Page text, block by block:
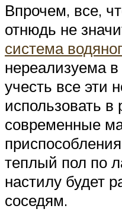
Впрочем, все,
отнюдь не
система
нереализуема
учесть все эти
использовать в
современные
теплый пол по
настилу будет
соседям.